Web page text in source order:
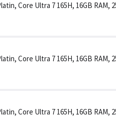
Core Ultra 7 165H, 16GB RAM,
Core Ultra 7 165H, 16GB RAM,
Core Ultra 7 165H, 16GB RAM,